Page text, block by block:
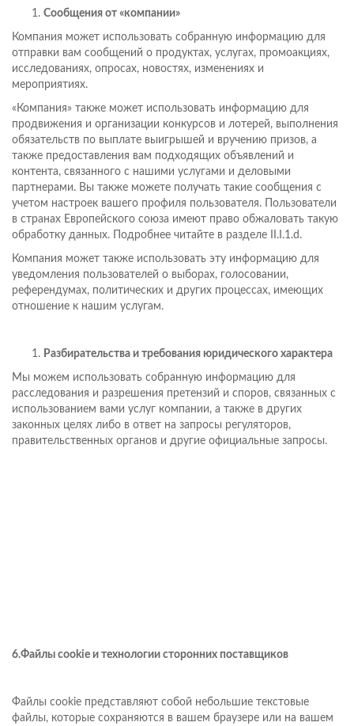
Сообщения от «компании»
Компания может использовать собранную информацию для
отправки вам сообщений о продуктах, услугах, промоакциях,
исследованиях, опросах, новостях, изменениях и
мероприятиях.
«Компания» также может использовать информацию для
продвижения и организации конкурсов и лотерей, выполнения
обязательств по выплате выигрышей и вручению призов, а
также предоставления вам подходящих объявлений и
контента, связанного с нашими услугами и деловыми
партнерами. Вы также можете получать такие сообщения с
учетом настроек вашего профиля пользователя. Пользователи
в странах Европейского союза имеют право обжаловать такую
обработку данных. Подробнее читайте в разделе II.I.1.d.
Компания может также использовать эту информацию для
уведомления пользователей о выборах, голосовании,
референдумах, политических и других процессах, имеющих
отношение к нашим услугам.
Разбирательства и требования юридического характера
Мы можем использовать собранную информацию для
расследования и разрешения претензий и споров, связанных с
использованием вами услуг компании, а также в других
законных целях либо в ответ на запросы регуляторов,
правительственных органов и другие официальные запросы.
6.Файлы cookie и технологии сторонних поставщиков
Файлы cookie представляют собой небольшие текстовые
файлы, которые сохраняются в вашем браузере или на вашем